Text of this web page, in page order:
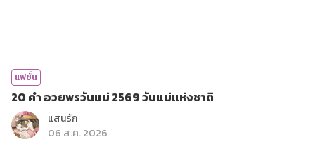
แฟชั่น
20 คำ อวยพรวันแม่ 2569 วันแม่แห่งชาติ
แสนรัก
06 ส.ค. 2026